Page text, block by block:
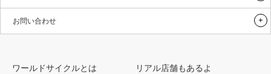
お問い合わせ
ワールドサイクルとは リアル店舗もあるよ